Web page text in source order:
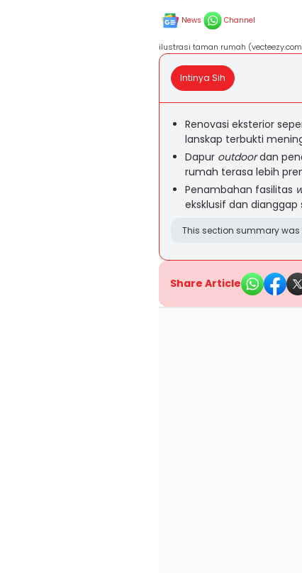
News Channel
ilustrasi taman rumah
Intinya Sih
Renovasi eksterior
lanskap terbukti
Dapur outdoordan
rumah terasa lebih
Penambahan fasilitas
eksklusif dan
This section summary
Share Article